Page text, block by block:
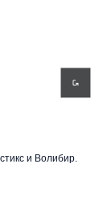
и Волибир.